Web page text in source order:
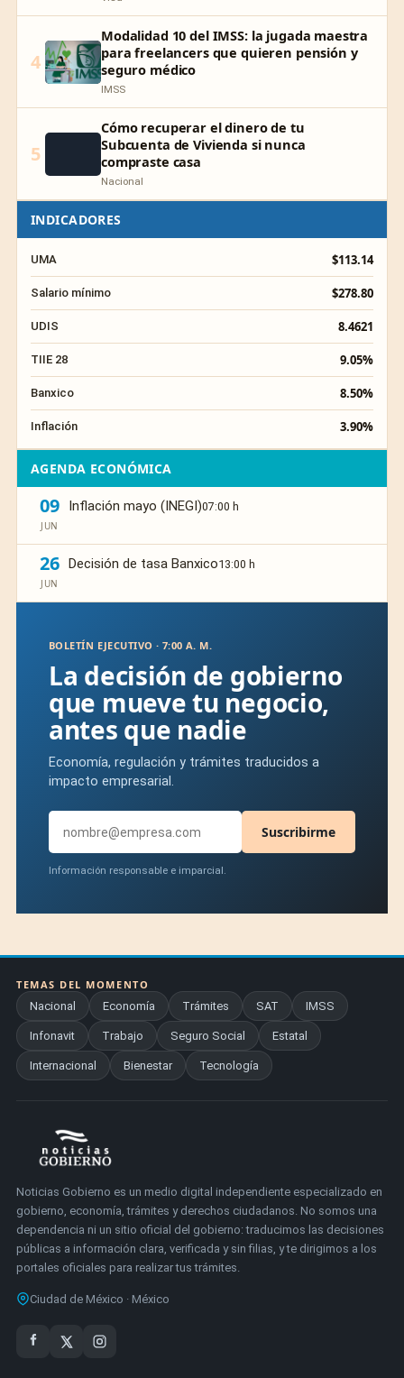
4
Modalidad 10 del IMSS: la jugada maestra
para freelancers que quieren pensión y
seguro médico
IMSS
5
Cómo recuperar el dinero de tu
Subcuenta de Vivienda si nunca
compraste casa
Nacional
INDICADORES
UMA $113.14
Salario mínimo $278.80
UDIS 8.4621
TIIE 28 9.05%
Banxico 8.50%
Inflación 3.90%
AGENDA ECONÓMICA
09
JUN
Inflación mayo (INEGI)07:00 h
26
JUN
Decisión de tasa Banxico13:00 h
BOLETÍN EJECUTIVO · 7:00 A. M.
La decisión de gobierno
que mueve tu negocio,
antes que nadie
Economía, regulación y trámites traducidos a
impacto empresarial.
Suscribirme
Información responsable e imparcial.
TEMAS DEL MOMENTO
Nacional
Economía Trámites SAT IMSS
Infonavit Trabajo Seguro Social Estatal
Internacional Bienestar Tecnología
Noticias Gobierno es un medio digital independiente especializado en
gobierno, economía, trámites y derechos ciudadanos. No somos una
dependencia ni un sitio oficial del gobierno: traducimos las decisiones
públicas a información clara, verificada y sin filias, y te dirigimos a los
portales oficiales para realizar tus trámites.
Ciudad de México · México